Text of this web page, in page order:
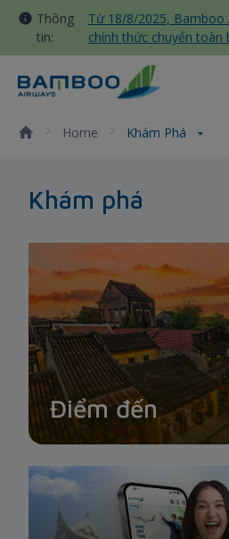
Thông
tin:
Từ 18/8/2025, Bamboo
chính thức chuyển toàn
bay nội địa sang nhà
Sơn Nhất
Khám phá -
Home Khám Phá
Khám phá
Điểm đến